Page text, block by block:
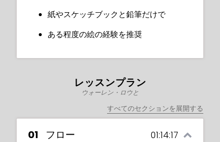
紙やスケッチブックと鉛筆だけで
ある程度の絵の経験を推奨
レッスンプラン
ウォーレン・ロウと
すべてのセクションを展開する
01 フロー 01:14:17